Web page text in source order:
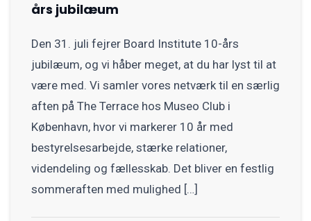
års jubilæum
Den 31. juli fejrer Board Institute 10-års
jubilæum, og vi håber meget, at du har lyst til at
være med. Vi samler vores netværk til en særlig
aften på The Terrace hos Museo Club i
København, hvor vi markerer 10 år med
bestyrelsesarbejde, stærke relationer,
videndeling og fællesskab. Det bliver en festlig
sommeraften med mulighed […]